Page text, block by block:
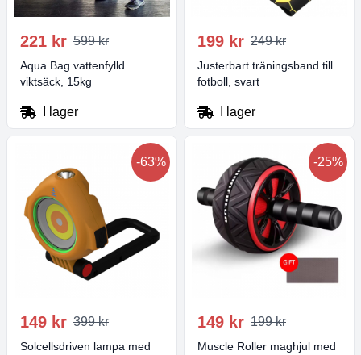
221 kr 599 kr
Aqua Bag vattenfylld
viktsäck, 15kg
I lager
199 kr 249 kr
Justerbart träningsband till
fotboll, svart
I lager
-63%
149 kr 399 kr
Solcellsdriven lampa med
-25%
149 kr 199 kr
Muscle Roller maghjul med